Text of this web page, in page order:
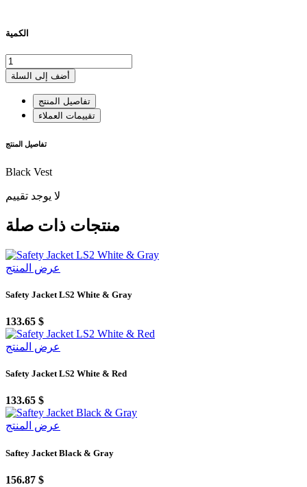
الكمية
أضف إلى السلة
تفاصيل المنتج
تقييمات العملاء
تفاصيل المنتج
Black Vest
لا يوجد تقييم
عرض المنتج
Safety Jacket LS2 White & Gray
133.65 $
عرض المنتج
Safety Jacket LS2 White & Red
133.65 $
عرض المنتج
Saftey Jacket Black & Gray
156.87 $